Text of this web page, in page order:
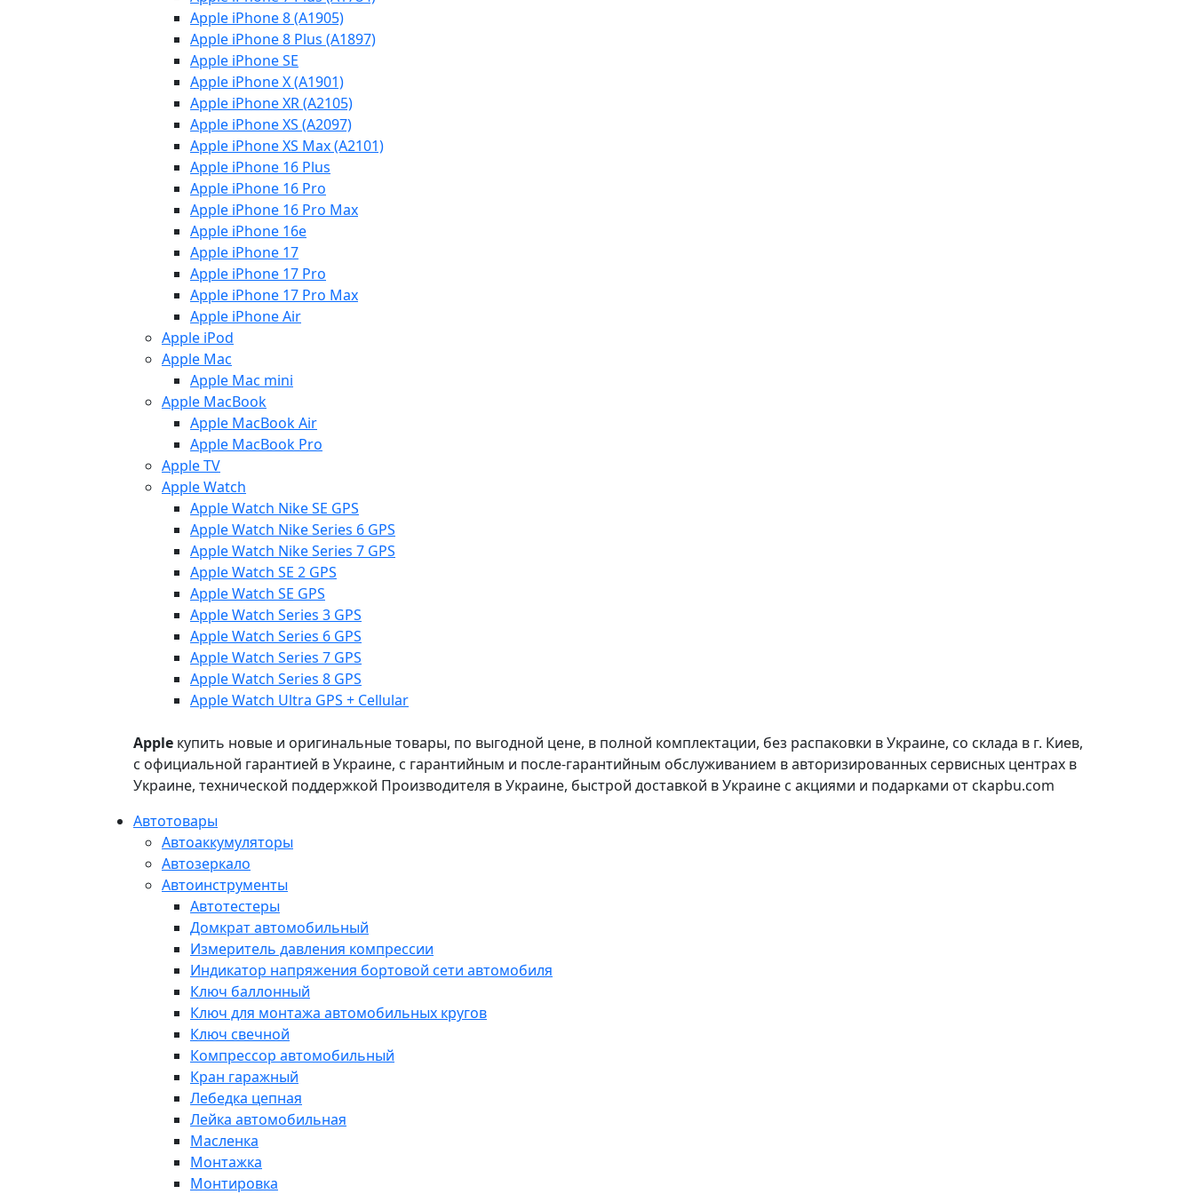
Apple iPhone 8 (A1905)
Apple iPhone 8 Plus (A1897)
Apple iPhone SE
Apple iPhone X (A1901)
Apple iPhone XR (A2105)
Apple iPhone XS (A2097)
Apple iPhone XS Max (A2101)
Apple iPhone 16 Plus
Apple iPhone 16 Pro
Apple iPhone 16 Pro Max
Apple iPhone 16e
Apple iPhone 17
Apple iPhone 17 Pro
Apple iPhone 17 Pro Max
Apple iPhone Air
Apple iPod
Apple Mac
Apple Mac mini
Apple MacBook
Apple MacBook Air
Apple MacBook Pro
Apple TV
Apple Watch
Apple Watch Nike SE GPS
Apple Watch Nike Series 6 GPS
Apple Watch Nike Series 7 GPS
Apple Watch SE 2 GPS
Apple Watch SE GPS
Apple Watch Series 3 GPS
Apple Watch Series 6 GPS
Apple Watch Series 7 GPS
Apple Watch Series 8 GPS
Apple Watch Ultra GPS + Cellular
Apple купить новые и оригинальные товары, по выгодной цене, в полной комплектации, без распаковки в Украине, со склада в г. Киев,
с официальной гарантией в Украине, с гарантийным и после-гарантийным обслуживанием в авторизированных сервисных центрах в
Украине, технической поддержкой Производителя в Украине, быстрой доставкой в Украине с акциями и подарками от ckapbu.com
Автотовары
Автоаккумуляторы
Автозеркало
Автоинструменты
Автотестеры
Домкрат автомобильный
Измеритель давления компрессии
Индикатор напряжения бортовой сети автомобиля
Ключ баллонный
Ключ для монтажа автомобильных кругов
Ключ свечной
Компрессор автомобильный
Кран гаражный
Лебедка цепная
Лейка автомобильная
Масленка
Монтажка
Монтировка